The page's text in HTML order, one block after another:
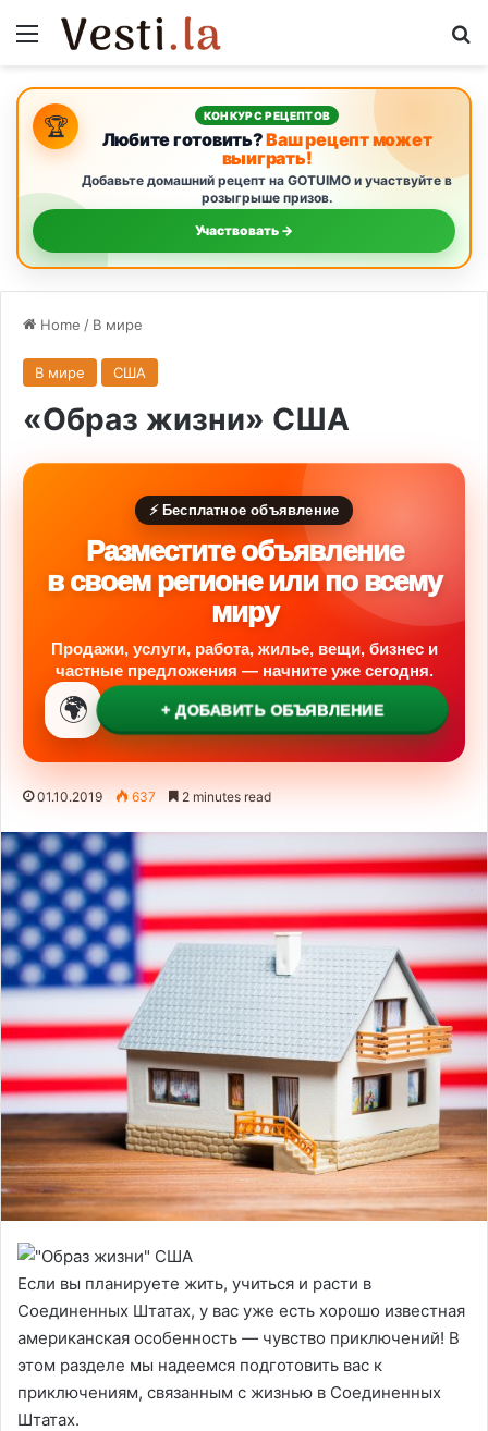
Menu
🏆 КОНКУРС РЕЦЕПТОВ
Любите готовить?Ваш рецепт может
выиграть!
Добавьте домашний рецепт на GOTUIMO и участвуйте в
розыгрыше призов.
Участвовать →
Home / В мире
В мире США
«Образ жизни» США
⚡ Бесплатное объявление
Разместите объявление
в своем регионе или по всему
миру
Продажи, услуги, работа, жилье, вещи, бизнес и
частные предложения — начните уже сегодня.
🌍 + ДОБАВИТЬ ОБЪЯВЛЕНИЕ
01.10.2019 637 2 minutes read
Если вы планируете жить, учиться и расти в
Соединенных Штатах, у вас уже есть хорошо известная
американская особенность — чувство приключений! В
этом разделе мы надеемся подготовить вас к
приключениям, связанным с жизнью в Соединенных
Штатах.